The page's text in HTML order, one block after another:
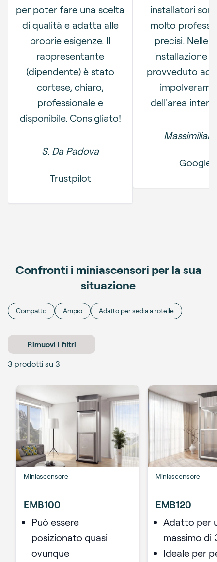
per poter fare una scelta
di qualità e adatta alle
proprie esigenze. Il
rappresentante
(dipendente) è stato
cortese, chiaro,
professionale e
disponibile. Consigliato!
S. Da Padova
Trustpilot
installatori
molto
precisi. Nelle
installazione
provveduto ad
dell'area
Google
Confronti i miniascensori per la sua
situazione
Compatto Ampio Adatto per sedia a rotelle
Rimuovi i filtri
3 prodotti su 3
Miniascensore
EMB100
Può essere
posizionato quasi
ovunque
Miniascensore
EMB120
Adatto per
massimo di
Ideale per